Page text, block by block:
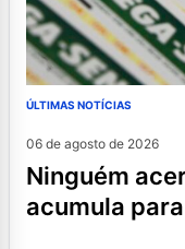
ÚLTIMAS NOTÍCIAS
06 de agosto de 2026
ninguém acerta mega-sena; prêmio
acumula